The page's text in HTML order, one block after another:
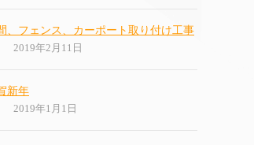
、フェンス、カーポート取り付け工事
2019年2月11日
新年
2019年1月1日